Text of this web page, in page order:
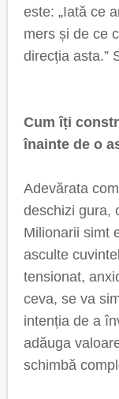
este: „Iată ce
mers și de ce
direcția asta.”
Cum îți
înainte de o
Adevărata
deschizi gura,
Milionarii simt
asculte
tensionat,
ceva, se va
intenția de a
adăuga
schimbă